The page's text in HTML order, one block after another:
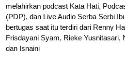
melahirkan podcast Kata Hati,
(PDP), dan Live Audio Serba Serbi
bertugas saat itu terdiri dari Renny
Frisdayani Syam, Rieke Yusnitasari,
dan Isnaini